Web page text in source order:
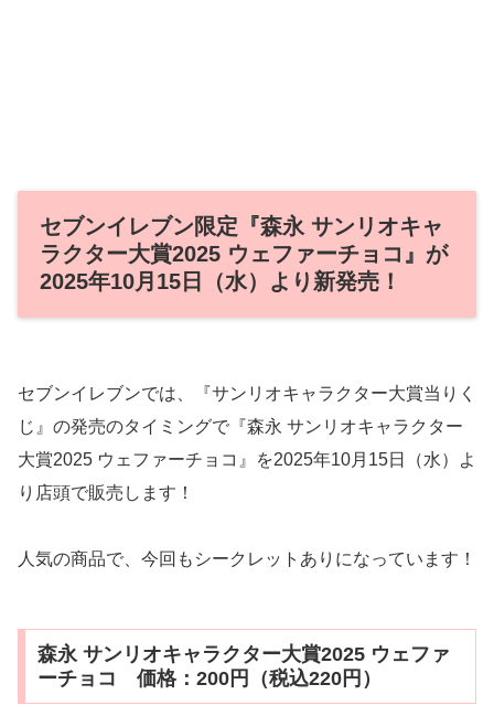
セブンイレブン限定『森永 サンリオキャ
ラクター大賞2025 ウェファーチョコ』が
2025年10月15日（水）より新発売！
セブンイレブンでは、『サンリオキャラクター大賞当りく
じ』の発売のタイミングで『森永 サンリオキャラクター
大賞2025 ウェファーチョコ』を2025年10月15日（水）よ
り店頭で販売します！
人気の商品で、今回もシークレットありになっています！
森永 サンリオキャラクター大賞2025 ウェファ
ーチョコ 価格：200円（税込220円）